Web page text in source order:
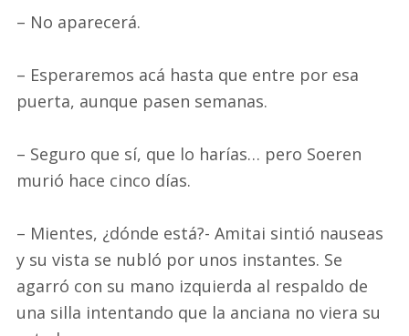
– No aparecerá.
– Esperaremos acá hasta que entre por esa
puerta, aunque pasen semanas.
– Seguro que sí, que lo harías… pero Soeren
murió hace cinco días.
– Mientes, ¿dónde está?- Amitai sintió nauseas
y su vista se nubló por unos instantes. Se
agarró con su mano izquierda al respaldo de
una silla intentando que la anciana no viera su